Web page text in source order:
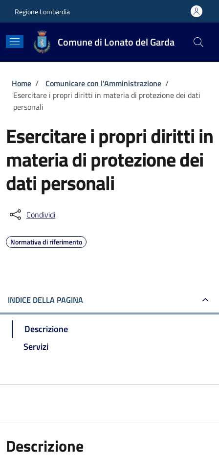
Regione Lombardia
Comune di Lonato del Garda
Briciole di pane
Home / Comunicare con l'Amministrazione /
Esercitare i propri diritti in materia di protezione dei dati
personali
Esercitare i propri diritti in
materia di protezione dei
dati personali
Condividi
Normativa di riferimento
INDICE DELLA PAGINA
Descrizione
Servizi
Descrizione